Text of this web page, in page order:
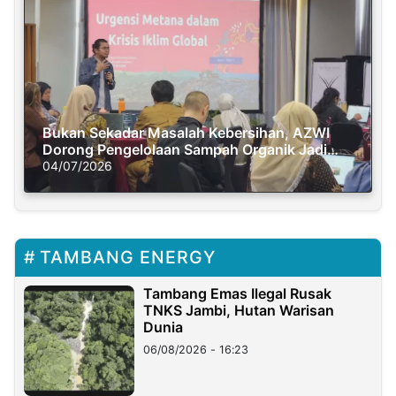
Bukan Sekadar Masalah Kebersihan, AZWI
Dorong Pengelolaan Sampah Organik Jadi
Solusi Krisis Iklim
04/07/2026
TAMBANG ENERGY
Tambang Emas Ilegal Rusak
TNKS Jambi, Hutan Warisan
Dunia
06/08/2026 - 16:23